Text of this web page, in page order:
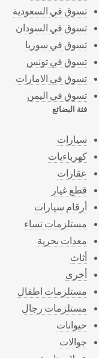
تسوق في السعودية
تسوق في السودان
تسوق في سوريا
تسوق في تونس
تسوق في الامارات
تسوق في اليمن
فئة البضائع
سيارات
كهرباءيات
عقارات
قطع غيار
أرقام سيارات
مستلزمات نساء
معدات بحرية
أثاث
أخرى
مستلزمات اطفال
مستلزمات رجال
حيوانات
جوالات